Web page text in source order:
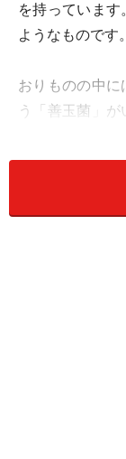
を持っていま
ようなものです。
おりものの中
う「善玉菌」
ったりいなくな
染を起こしやす